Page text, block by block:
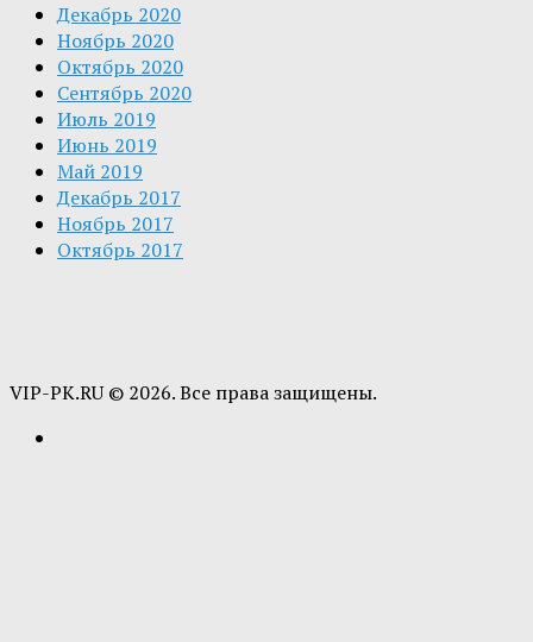
Декабрь 2020
Ноябрь 2020
Октябрь 2020
Сентябрь 2020
Июль 2019
Июнь 2019
Май 2019
Декабрь 2017
Ноябрь 2017
Октябрь 2017
VIP-PK.RU © 2026. Все права защищены.